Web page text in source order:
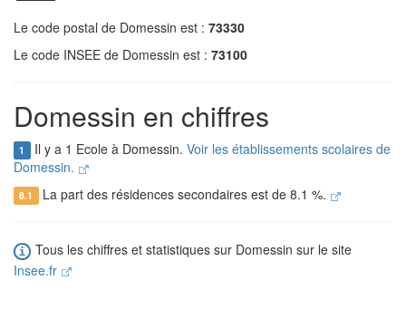
Le code postal de Domessin est : 73330
Le code INSEE de Domessin est : 73100
Domessin en chiffres
1 Il y a 1 Ecole à Domessin. Voir les établissements scolaires de
Domessin.
8.1 La part des résidences secondaires est de 8.1 %.
Tous les chiffres et statistiques sur Domessin sur le site
Insee.fr